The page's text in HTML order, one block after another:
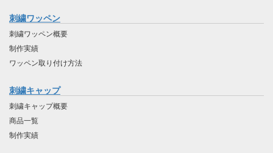
刺繍ワッペン
刺繍ワッペン概要
制作実績
ワッペン取り付け方法
刺繍キャップ
刺繍キャップ概要
商品一覧
制作実績